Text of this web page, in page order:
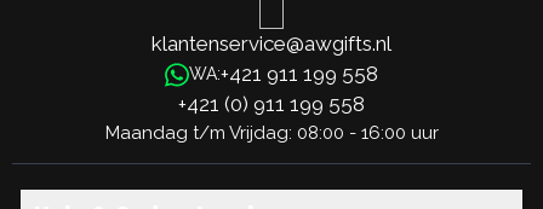
klantenservice@awgifts.nl
WA:+421 911 199 558
+421 (0) 911 199 558
Maandag t/m Vrijdag: 08:00 - 16:00 uur